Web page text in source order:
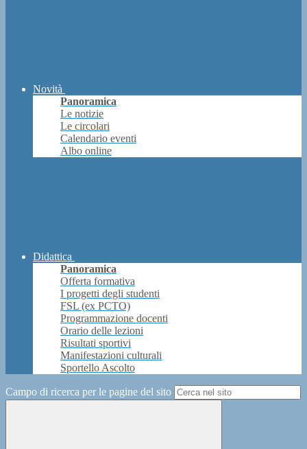
Novità
Panoramica
Le notizie
Le circolari
Calendario eventi
Albo online
Didattica
Panoramica
Offerta formativa
I progetti degli studenti
FSL (ex PCTO)
Programmazione docenti
Orario delle lezioni
Risultati sportivi
Manifestazioni culturali
Sportello Ascolto
Campo di ricerca per le pagine del sito